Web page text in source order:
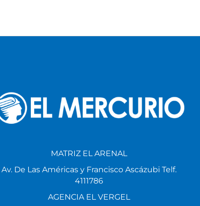
MATRIZ EL ARENAL
Av. De Las Américas y Francisco Ascázubi Telf.
4111786
AGENCIA EL VERGEL